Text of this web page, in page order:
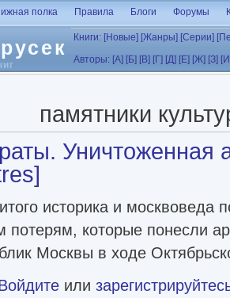
полка Правила Блоги Форумы
Книги: [Новые] [Жанры] [Серии]
Авторы: [А] [Б] [В] [Г] [Д] [Е] [Ж] [З]
памятники
Уничтоженная
историка и москвоведа
которые понесли
Москвы в ходе
Утраты. Уничтоженная архитектура столицы
или